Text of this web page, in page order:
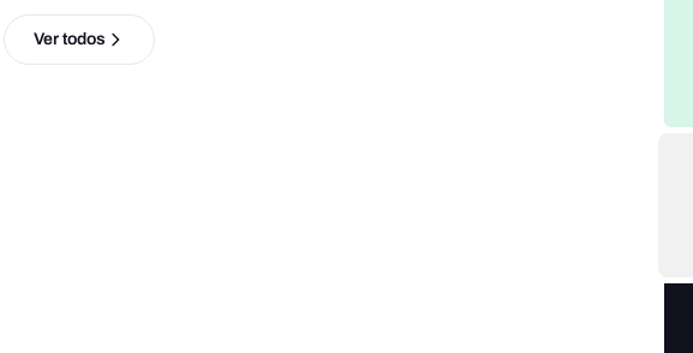
Ver todos